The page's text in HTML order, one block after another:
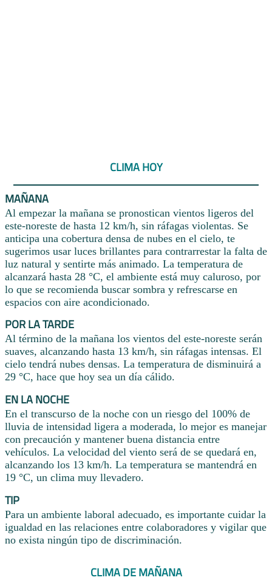
CLIMA HOY
MAÑANA
Al empezar la mañana se pronostican vientos ligeros del
este-noreste de hasta 12 km/h, sin ráfagas violentas. Se
anticipa una cobertura densa de nubes en el cielo, te
sugerimos usar luces brillantes para contrarrestar la falta de
luz natural y sentirte más animado. La temperatura de
alcanzará hasta 28 °C, el ambiente está muy caluroso, por
lo que se recomienda buscar sombra y refrescarse en
espacios con aire acondicionado.
POR LA TARDE
Al término de la mañana los vientos del este-noreste serán
suaves, alcanzando hasta 13 km/h, sin ráfagas intensas. El
cielo tendrá nubes densas. La temperatura de disminuirá a
29 °C, hace que hoy sea un día cálido.
EN LA NOCHE
En el transcurso de la noche con un riesgo del 100% de
lluvia de intensidad ligera a moderada, lo mejor es manejar
con precaución y mantener buena distancia entre
vehículos. La velocidad del viento será de se quedará en,
alcanzando los 13 km/h. La temperatura se mantendrá en
19 °C, un clima muy llevadero.
TIP
Para un ambiente laboral adecuado, es importante cuidar la
igualdad en las relaciones entre colaboradores y vigilar que
no exista ningún tipo de discriminación.
CLIMA DE MAÑANA